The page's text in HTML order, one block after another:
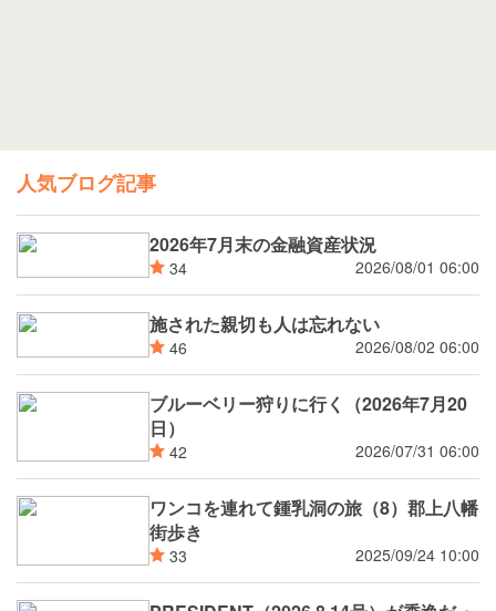
人気ブログ記事
2026年7月末の金融資産状況
34 2026/08/01 06:00
施された親切も人は忘れない
46 2026/08/02 06:00
ブルーベリー狩りに行く（2026年7月20
日）
42 2026/07/31 06:00
ワンコを連れて鍾乳洞の旅（8）郡上八幡
街歩き
33 2025/09/24 10:00